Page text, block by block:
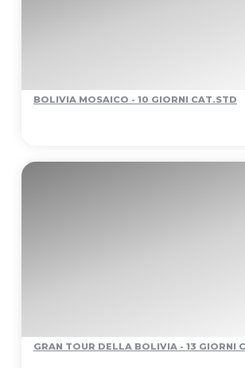
BOLIVIA MOSAICO - 10 GIORNI CAT.STD
GRAN TOUR DELLA BOLIVIA - 13 GIORNI